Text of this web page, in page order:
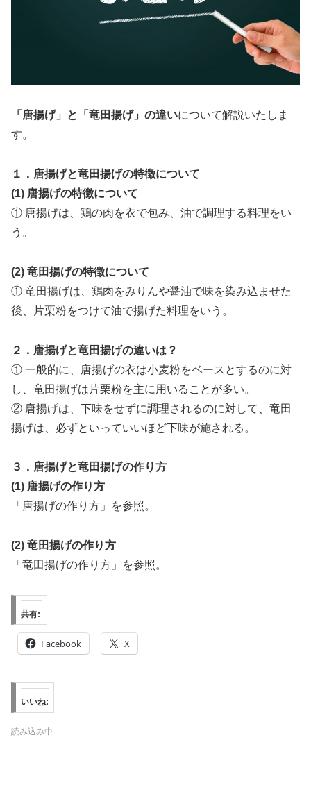
「唐揚げ」と「竜田揚げ」の違いについて解説いたしま
す。
１．唐揚げと竜田揚げの特徴について
(1) 唐揚げの特徴について
① 唐揚げは、鶏の肉を衣で包み、油で調理する料理をい
う。
(2) 竜田揚げの特徴について
① 竜田揚げは、鶏肉をみりんや醤油で味を染み込ませた
後、片栗粉をつけて油で揚げた料理をいう。
２．唐揚げと竜田揚げの違いは？
① 一般的に、唐揚げの衣は小麦粉をベースとするのに対
し、竜田揚げは片栗粉を主に用いることが多い。
② 唐揚げは、下味をせずに調理されるのに対して、竜田
揚げは、必ずといっていいほど下味が施される。
３．唐揚げと竜田揚げの作り方
(1) 唐揚げの作り方
「唐揚げの作り方」を参照。
(2) 竜田揚げの作り方
「竜田揚げの作り方」を参照。
共有:
Facebook X
いいね:
読み込み中…